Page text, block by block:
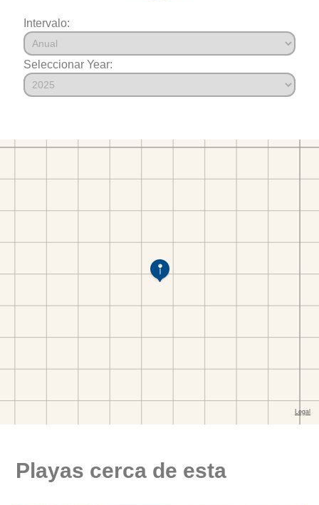
Intervalo:
Seleccionar Year:
Playas cerca de esta